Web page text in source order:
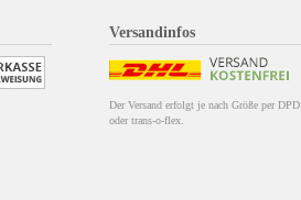
Versandinfos
Der Versand erfolgt je nach Größe per DPD
oder trans-o-flex.